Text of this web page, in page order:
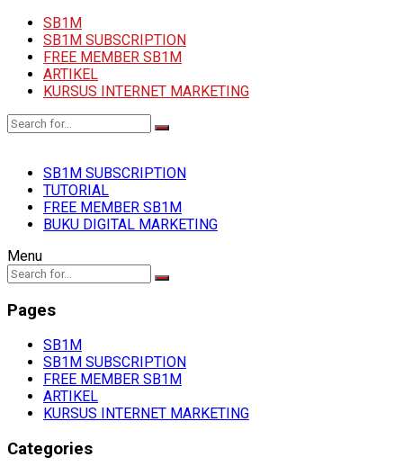
SB1M
SB1M SUBSCRIPTION
FREE MEMBER SB1M
ARTIKEL
KURSUS INTERNET MARKETING
SB1M SUBSCRIPTION
TUTORIAL
FREE MEMBER SB1M
BUKU DIGITAL MARKETING
Menu
Pages
SB1M
SB1M SUBSCRIPTION
FREE MEMBER SB1M
ARTIKEL
KURSUS INTERNET MARKETING
Categories